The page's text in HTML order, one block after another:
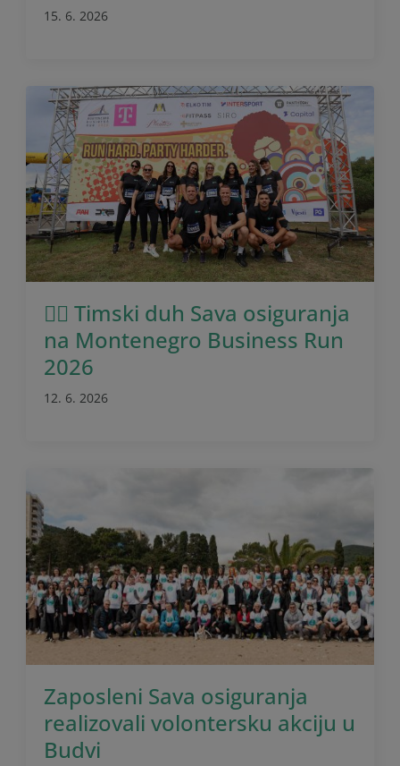
15. 6. 2026
🏃‍♂️ Timski duh Sava osiguranja
na Montenegro Business Run
2026
12. 6. 2026
Zaposleni Sava osiguranja
realizovali volontersku akciju u
Budvi